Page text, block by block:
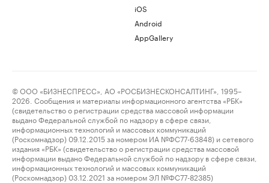
iOS
Android
AppGallery
© ООО «БИЗНЕСПРЕСС», АО «РОСБИЗНЕСКОНСАЛТИНГ», 1995–
2026. Сообщения и материалы информационного агентства «РБК»
(свидетельство о регистрации средства массовой информации
выдано Федеральной службой по надзору в сфере связи,
информационных технологий и массовых коммуникаций
(Роскомнадзор) 09.12.2015 за номером ИА №ФС77-63848) и сетевого
издания «РБК» (свидетельство о регистрации средства массовой
информации выдано Федеральной службой по надзору в сфере связи,
информационных технологий и массовых коммуникаций
(Роскомнадзор) 03.12.2021 за номером ЭЛ №ФС77-82385)